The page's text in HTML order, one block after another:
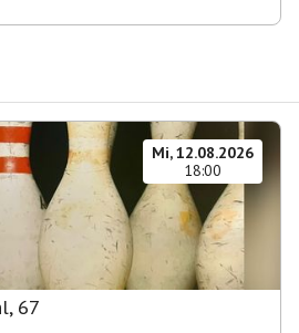
Mi, 12.08.2026
18:00
, 67